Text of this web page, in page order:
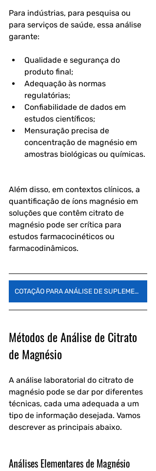
Para indústrias, para pesquisa ou
para serviços de saúde, essa análise
garante:
Qualidade e segurança do
produto final;
Adequação às normas
regulatórias;
Confiabilidade de dados em
estudos científicos;
Mensuração precisa de
concentração de magnésio em
amostras biológicas ou químicas.
Além disso, em contextos clínicos, a
quantificação de íons magnésio em
soluções que contêm citrato de
magnésio pode ser crítica para
estudos farmacocinéticos ou
farmacodinâmicos.
COTAÇÃO PARA ANÁLISE DE SUPLEMENTOS
Métodos de Análise de Citrato
de Magnésio
A análise laboratorial do citrato de
magnésio pode se dar por diferentes
técnicas, cada uma adequada a um
tipo de informação desejada. Vamos
descrever as principais abaixo.
Análises Elementares de Magnésio